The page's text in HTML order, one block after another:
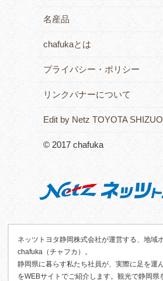
名産品
chafukaとは
プライバシー・ポリシー
リンクバナーについて
Edit by Netz TOYOTA
© 2017 chafuka
ネッツトヨタ静岡株式会社が運営する、地域
chafuka（チャフカ）。
静岡県に暮らす私たち社員が、実際に足を運
をWEBサイトでご紹介します。観光で静岡県